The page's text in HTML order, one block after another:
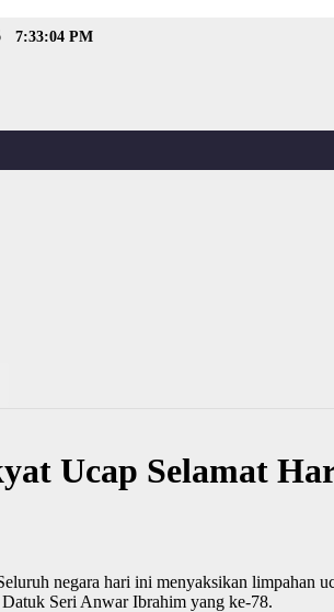
7:33:04 PM
Ucap Selamat
negara hari ini menyaksikan limpahan
Seri Anwar Ibrahim yang ke-78.